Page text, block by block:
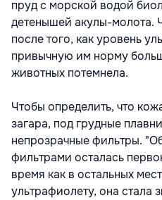
пруд с морской водой
детенышей акулы-молота.
после того, как уровень
привычную им норму
животных потемнела.
Чтобы определить, что
загара, под грудные
непрозрачные фильтры.
фильтрами осталась
время как в остальных
ультрафиолету, она стала